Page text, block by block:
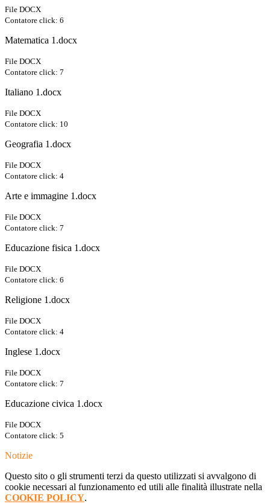
File DOCX
Contatore click: 6
Matematica 1.docx
File DOCX
Contatore click: 7
Italiano 1.docx
File DOCX
Contatore click: 10
Geografia 1.docx
File DOCX
Contatore click: 4
Arte e immagine 1.docx
File DOCX
Contatore click: 7
Educazione fisica 1.docx
File DOCX
Contatore click: 6
Religione 1.docx
File DOCX
Contatore click: 4
Inglese 1.docx
File DOCX
Contatore click: 7
Educazione civica 1.docx
File DOCX
Contatore click: 5
Notizie
Questo sito o gli strumenti terzi da questo utilizzati si avvalgono di
cookie necessari al funzionamento ed utili alle finalità illustrate nella
COOKIE POLICY.